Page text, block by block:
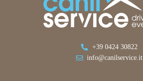
+39 0424 30822
info@canilservice.it